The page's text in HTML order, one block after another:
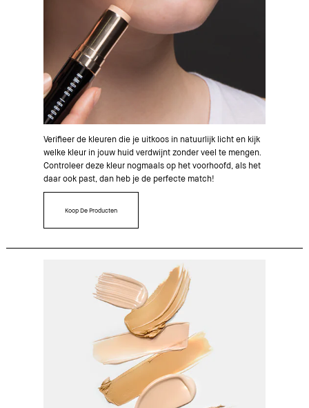
Verifieer de kleuren die je uitkoos in natuurlijk licht en kijk
welke kleur in jouw huid verdwijnt zonder veel te mengen.
Controleer deze kleur nogmaals op het voorhoofd, als het
daar ook past, dan heb je de perfecte match!
Koop De Producten